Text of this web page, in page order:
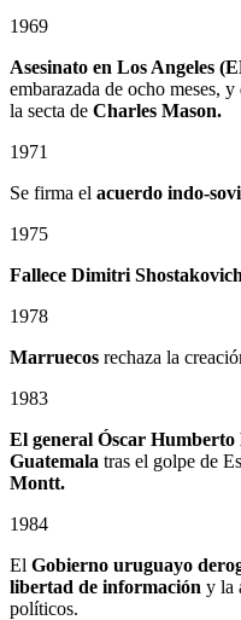
1969
Asesinato en Los Angeles
embarazada de ocho meses,
la secta de Charles Mason.
1971
Se firma el acuerdo indo-
1975
Fallece Dimitri Shostakovich
1978
Marruecos rechaza la
1983
El general Óscar Humberto
Guatemala tras el golpe de
Montt.
1984
El Gobierno uruguayo
libertad de información y la
políticos.